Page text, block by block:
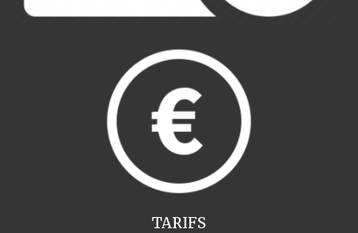
TARIFS